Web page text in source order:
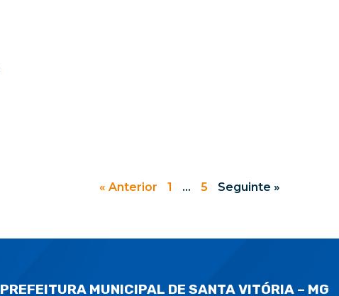
« Anterior 1 … 5 Seguinte »
PREFEITURA MUNICIPAL DE SANTA VITÓRIA – MG